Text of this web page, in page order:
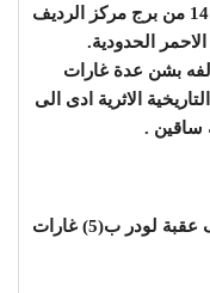
القوات السعودية تستهدف بمعدل 14 من برج مركز الرديف
الحدودية.
بشن عدة غارات
الاثرية ادى الى
ساقين .
طيران السعودية وتحالفها تستهدف عقبة لودر ب(5) غارات